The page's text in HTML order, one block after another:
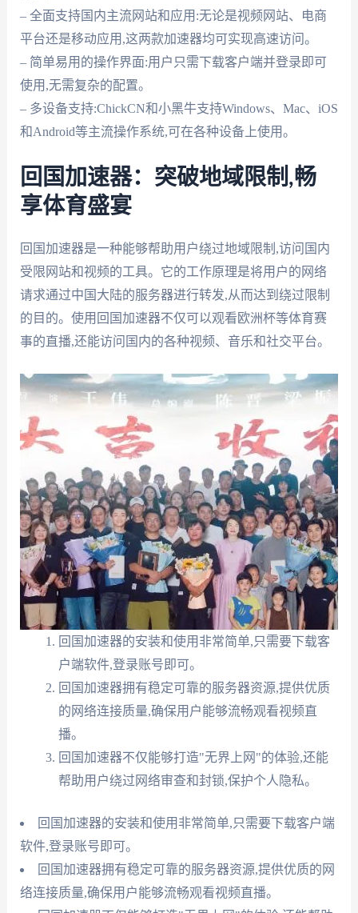
– 全面支持国内主流网站和应用:无论是视频网站、电商
平台还是移动应用,这两款加速器均可实现高速访问。
– 简单易用的操作界面:用户只需下载客户端并登录即可
使用,无需复杂的配置。
– 多设备支持:ChickCN和小黑牛支持Windows、Mac、iOS
和Android等主流操作系统,可在各种设备上使用。
回国加速器：突破地域限制,畅
享体育盛宴
回国加速器是一种能够帮助用户绕过地域限制,访问国内
受限网站和视频的工具。它的工作原理是将用户的网络
请求通过中国大陆的服务器进行转发,从而达到绕过限制
的目的。使用回国加速器不仅可以观看欧洲杯等体育赛
事的直播,还能访问国内的各种视频、音乐和社交平台。
回国加速器的安装和使用非常简单,只需要下载客
户端软件,登录账号即可。
回国加速器拥有稳定可靠的服务器资源,提供优质
的网络连接质量,确保用户能够流畅观看视频直
播。
回国加速器不仅能够打造"无界上网"的体验,还能
帮助用户绕过网络审查和封锁,保护个人隐私。
回国加速器的安装和使用非常简单,只需要下载客户端
软件,登录账号即可。
回国加速器拥有稳定可靠的服务器资源,提供优质的网
络连接质量,确保用户能够流畅观看视频直播。